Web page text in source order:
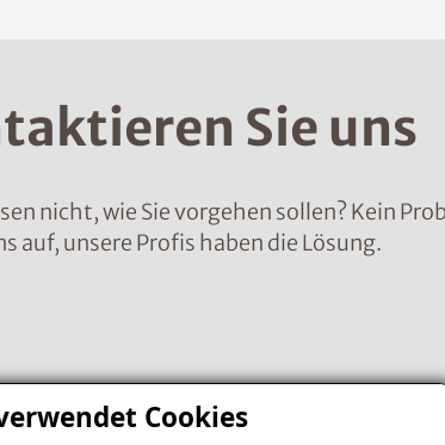
Cookies
Sie uns
nicht, wie Sie vorgehen sollen? Kein
auf, unsere Profis haben die Lösung.